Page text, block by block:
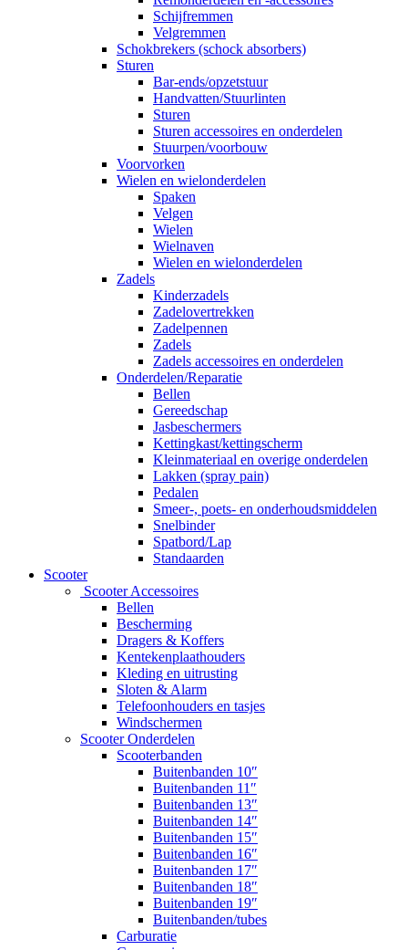
Schijfremmen
Velgremmen
Schokbrekers (schock absorbers)
Sturen
Bar-ends/opzetstuur
Handvatten/Stuurlinten
Sturen
Sturen accessoires en onderdelen
Stuurpen/voorbouw
Voorvorken
Wielen en wielonderdelen
Spaken
Velgen
Wielen
Wielnaven
Wielen en wielonderdelen
Zadels
Kinderzadels
Zadelovertrekken
Zadelpennen
Zadels
Zadels accessoires en onderdelen
Onderdelen/Reparatie
Bellen
Gereedschap
Jasbeschermers
Kettingkast/kettingscherm
Kleinmateriaal en overige onderdelen
Lakken (spray pain)
Pedalen
Smeer-, poets- en onderhoudsmiddelen
Snelbinder
Spatbord/Lap
Standaarden
Scooter
Scooter Accessoires
Bellen
Bescherming
Dragers & Koffers
Kentekenplaathouders
Kleding en uitrusting
Sloten & Alarm
Telefoonhouders en tasjes
Windschermen
Scooter Onderdelen
Scooterbanden
Buitenbanden 10″
Buitenbanden 11″
Buitenbanden 13″
Buitenbanden 14″
Buitenbanden 15″
Buitenbanden 16″
Buitenbanden 17″
Buitenbanden 18″
Buitenbanden 19″
Buitenbanden/tubes
Carburatie